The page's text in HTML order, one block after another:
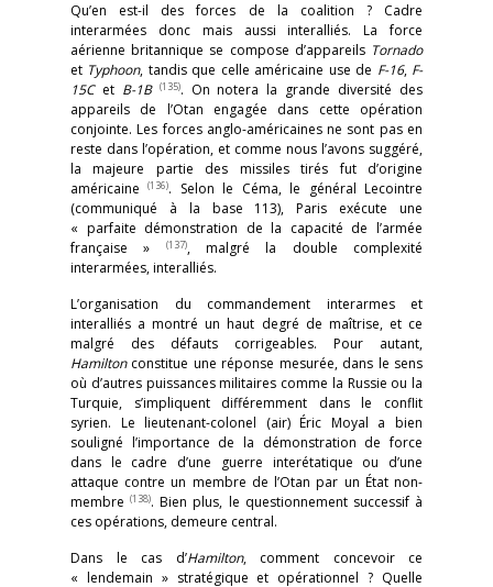
Qu’en est-il des forces de la coalition ? Cadre
interarmées donc mais aussi interalliés. La force
aérienne britannique se compose d’appareils Tornado
et Typhoon, tandis que celle américaine use de F-16, F-
15Cet B-1B (135). On notera la grande diversité des
appareils de l’Otan engagée dans cette opération
conjointe. Les forces anglo-américaines ne sont pas en
reste dans l’opération, et comme nous l’avons suggéré,
la majeure partie des missiles tirés fut d’origine
américaine(136). Selon le Céma, le général Lecointre
(communiqué à la base 113), Paris exécute une
« parfaite démonstration de la capacité de l’armée
française »
(137), malgré la double complexité
interarmées, interalliés.
L’organisation du commandement interarmes et
interalliés a montré un haut degré de maîtrise, et ce
malgré des défauts corrigeables. Pour autant,
Hamiltonconstitue une réponse mesurée, dans le sens
où d’autres puissances militaires comme la Russie ou la
Turquie, s’impliquent différemment dans le conflit
syrien. Le lieutenant-colonel (air) Éric Moyal a bien
souligné l’importance de la démonstration de force
dans le cadre d’une guerre interétatique ou d’une
attaque contre un membre de l’Otan par un État non-
membre(138). Bien plus, le questionnement successif à
ces opérations, demeure central.
Dans le cas d’Hamilton, comment concevoir ce
« lendemain » stratégique et opérationnel ? Quelle